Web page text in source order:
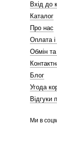
Вхід до
Каталог
Про нас
Оплата
Обмін
Блог
Угода
Відгуки
Ми в